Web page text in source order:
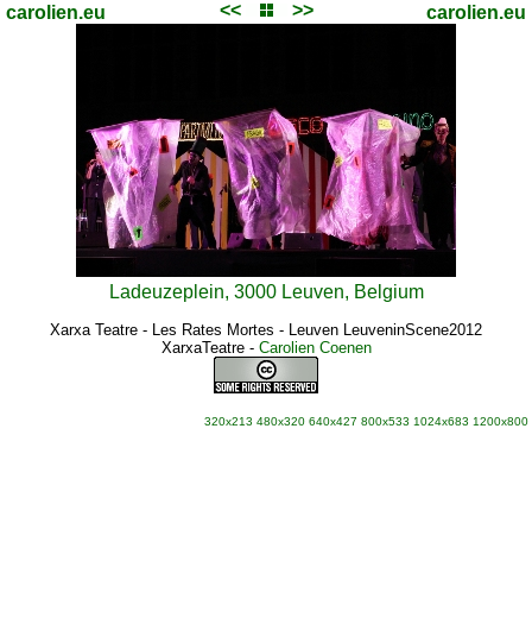
carolien.eu << >> carolien.eu
Ladeuzeplein, 3000 Leuven, Belgium
Xarxa Teatre - Les Rates Mortes - Leuven LeuveninScene2012
XarxaTeatre- Carolien Coenen
320x213 480x320 640x427 800x533 1024x683 1200x800